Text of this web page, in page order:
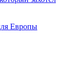
Европы